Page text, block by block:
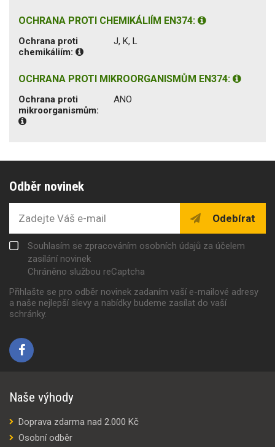
OCHRANA PROTI CHEMIKÁLIÍM EN374:
Ochrana proti
chemikáliím:
J, K, L
OCHRANA PROTI MIKROORGANISMŮM EN374:
Ochrana proti
mikroorganismům:
ANO
Odběr novinek
Odebírat
Souhlasím se zpracováním osobních údajů za účelem
zasílání novinek
Chráněno službou reCaptcha
Přihlašte se pro odběr novinek zadaním vaší e-mailové adresy
a naše nejlepší slevy a nabídky budeme zasílat do vaší
schránky.
Naše výhody
Doprava zdarma nad 2.000 Kč
Osobní odběr